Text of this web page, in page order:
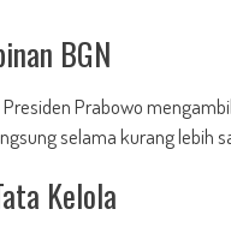
BGN
Prabowo
selama kurang lebih
Kelola